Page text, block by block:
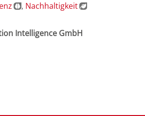
Nachhaltigkeit
Intelligence GmbH